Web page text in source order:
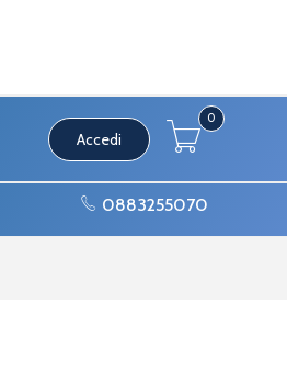
Accedi
0
0883255070